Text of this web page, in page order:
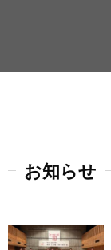
お知らせ